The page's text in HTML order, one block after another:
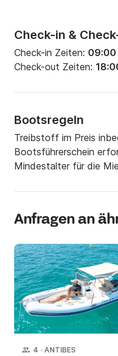
Check-in &
Check-in Zeiten: 09:00
Check-out Zeiten:
Bootsregeln
Treibstoff im Preis
Bootsführerschein
Mindestalter für die
Anfragen an
4 · ANTIBES